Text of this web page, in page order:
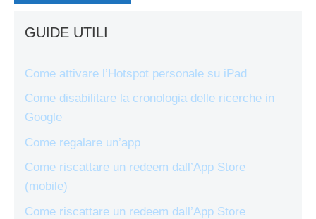
GUIDE UTILI
Come attivare l’Hotspot personale su iPad
Come disabilitare la cronologia delle ricerche in
Google
Come regalare un’app
Come riscattare un redeem dall’App Store
(mobile)
Come riscattare un redeem dall’App Store